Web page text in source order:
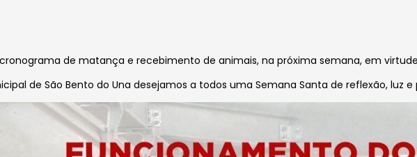
de matança e recebimento de animais, na próxima semana, em
de São Bento do Una desejamos a todos uma Semana Santa de reflexão, luz e